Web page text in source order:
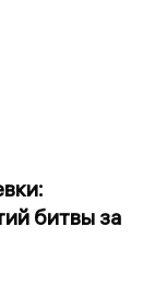
битвы за